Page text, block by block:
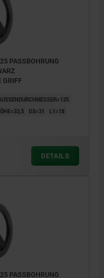
PASSBOHRUNG
GRIFF
D3=31 L1=18
DETAILS
PASSBOHRUNG